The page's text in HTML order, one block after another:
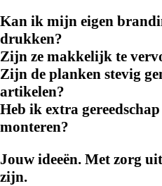
Kan ik mijn eigen
drukken?
Zijn ze makkelijk te
Zijn de planken stevig
artikelen?
Heb ik extra
monteren?
Jouw ideeën. Met zorg
zijn.